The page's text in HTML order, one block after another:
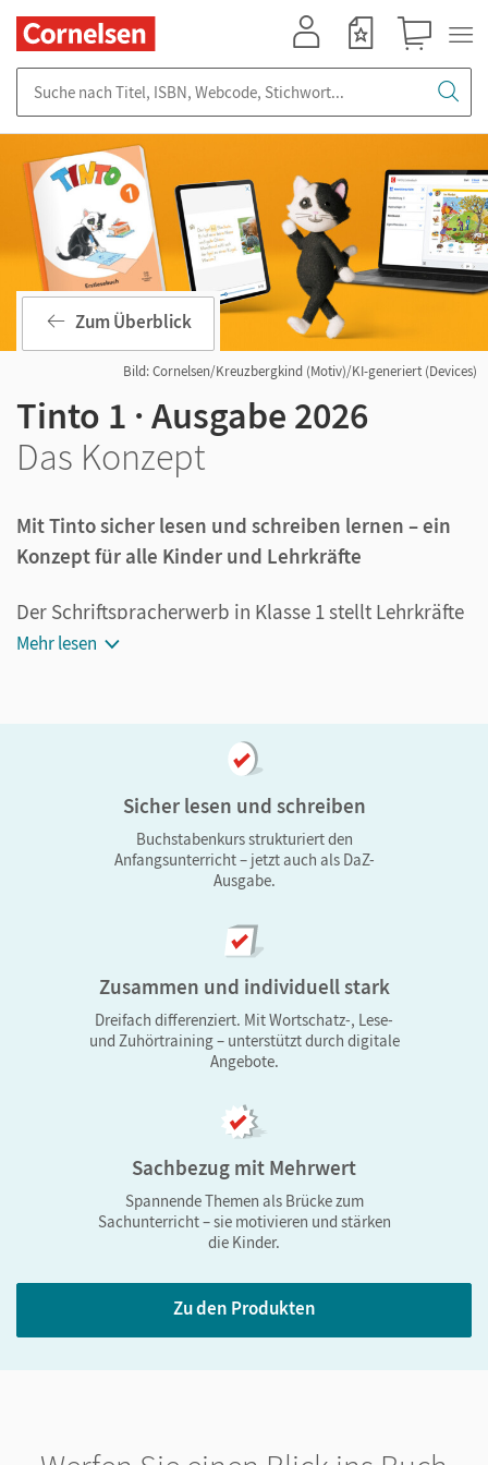
Bild: Cornelsen/Kreuzbergkind (Motiv)/KI-generiert (Devices)
Zum Überblick
Tinto 1 · Ausgabe 2026
Das Konzept
Mit Tinto sicher lesen und schreiben lernen – ein
Konzept für alle Kinder und Lehrkräfte
Der Schriftspracherwerb in Klasse 1 stellt Lehrkräfte
vor große Herausforderungen: Die
und allen Kindern einen sicheren Einstieg
ermöglichen. Die Dreifachdifferenzierung erlaubt
Die praktischen Hinweise im Erstlesebuch (Fußzeile)
und der Unterrichtsmanager erleichtern Lehrkräften
Lesen, Zuhören und Wortschatz gezielt fördern
und Wortschatztraining. Ziel ist es, Kinder früh zum
eigenen Lesen und Schreiben zu befähigen. Die
Kapitel greifen spannende Sachthemen auf und
verbinden Deutsch- mit Sachunterricht. Kater Tinto
begleitet die Kinder.
Mehr lesen
Sicher lesen und schreiben
Buchstabenkurs strukturiert den
Anfangsunterricht – jetzt auch als DaZ-
Ausgabe.
Zusammen und individuell stark
Dreifach differenziert. Mit Wortschatz-, Lese-
und Zuhörtraining – unterstützt durch digitale
Angebote.
Sachbezug mit Mehrwert
Spannende Themen als Brücke zum
Sachunterricht – sie motivieren und stärken
die Kinder.
Zu den Produkten